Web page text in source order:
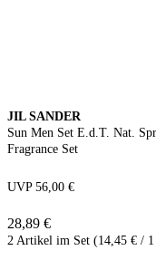
JIL SANDER
Sun Men Set
Fragrance Set
UVP 56,00 €
28,89 €
2 Artikel im Set (14,45 € /